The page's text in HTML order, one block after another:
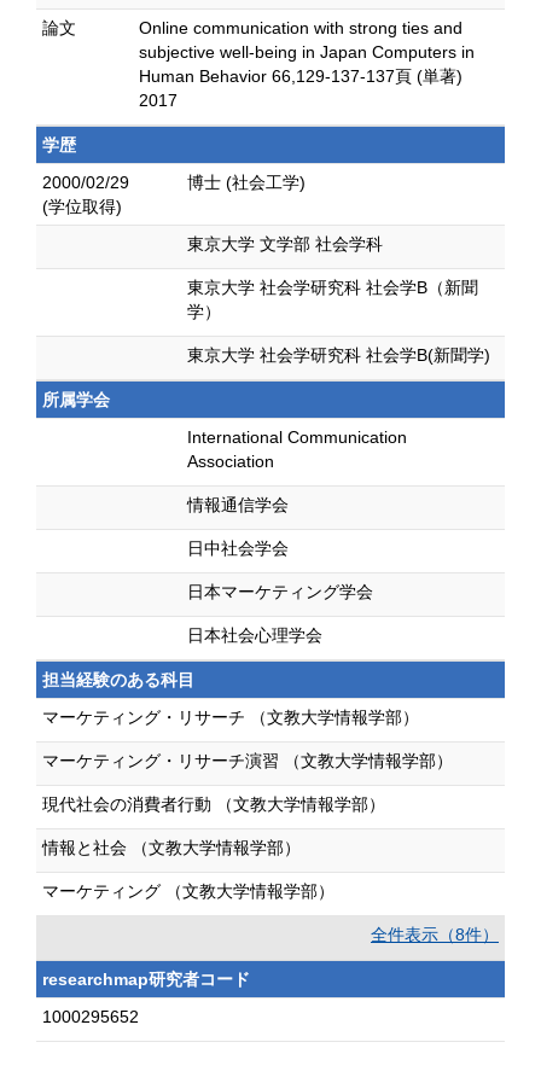
論文
Online communication with strong ties and
subjective well-being in Japan Computers in
Human Behavior 66,129-137-137頁 (単著)
2017
学歴
2000/02/29
(学位取得)
博士 (社会工学)
東京大学 文学部 社会学科
東京大学 社会学研究科 社会学B（新聞
学）
東京大学 社会学研究科 社会学B(新聞学)
所属学会
International Communication
Association
情報通信学会
日中社会学会
日本マーケティング学会
日本社会心理学会
担当経験のある科目
マーケティング・リサーチ （文教大学情報学部）
マーケティング・リサーチ演習 （文教大学情報学部）
現代社会の消費者行動 （文教大学情報学部）
情報と社会 （文教大学情報学部）
マーケティング （文教大学情報学部）
全件表示（8件）
researchmap研究者コード
1000295652